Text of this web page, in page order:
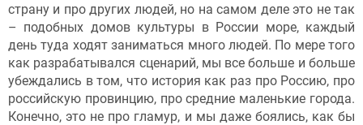
страну и про других людей, но на самом деле это не так
– подобных домов культуры в России море, каждый
день туда ходят заниматься много людей. По мере того
как разрабатывался сценарий, мы все больше и больше
убеждались в том, что история как раз про Россию, про
российскую провинцию, про средние маленькие города.
Конечно, это не про гламур, и мы даже боялись, как бы